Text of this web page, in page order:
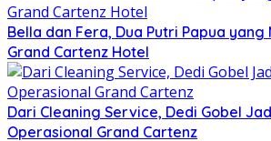
Bella dan Fera, Dua Putri Papua
Grand Cartenz Hotel
Dari Cleaning Service, Dedi Gobel
Operasional Grand Cartenz